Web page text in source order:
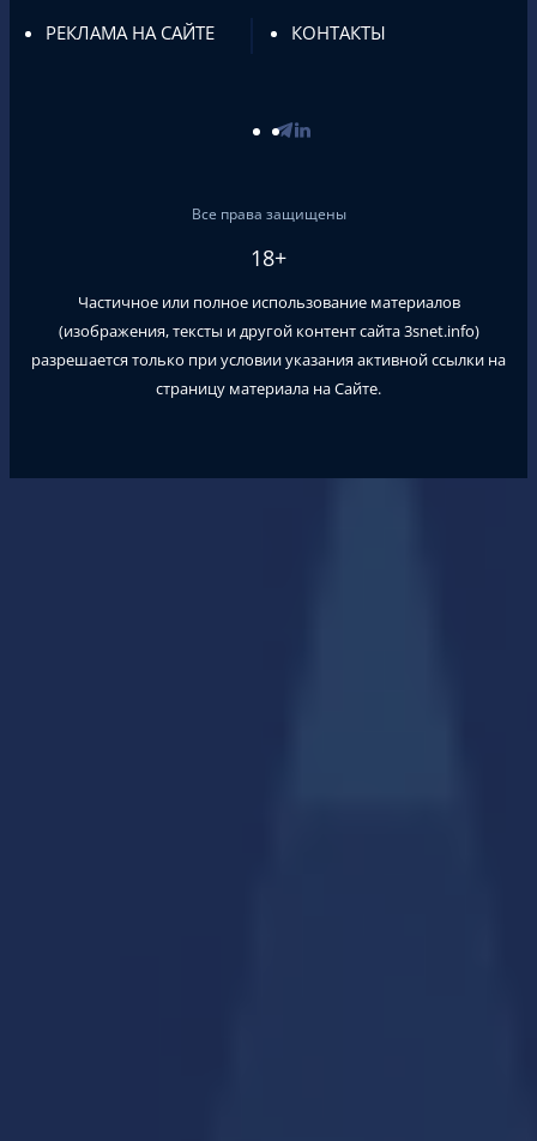
РЕКЛАМА НА САЙТЕ КОНТАКТЫ
Все права защищены
18+
Частичное или полное использование материалов
(изображения, тексты и другой контент сайта3snet.info)
разрешается только при условии указания активной ссылки на
страницу материала на Сайте.